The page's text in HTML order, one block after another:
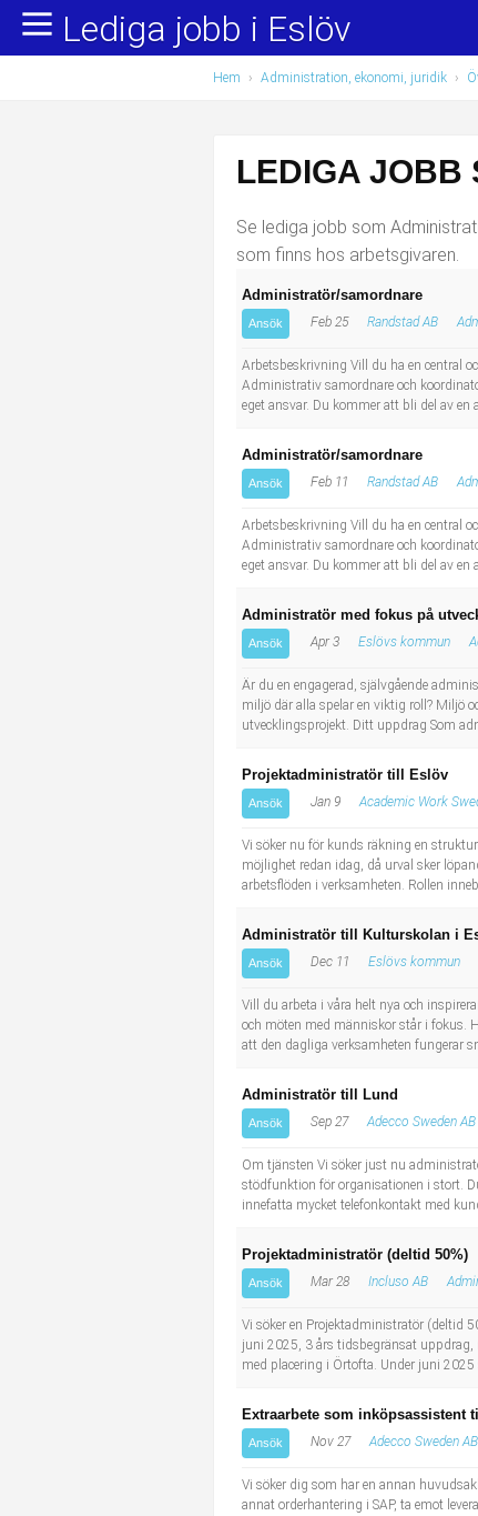
Yrkesområden
Administration, ekonomi, juridik
Försäljning, inköp, marknadsföring
Hotell, restaurang, storhushåll
Installation, drift, underhåll
Kropps- och skönhetsvård
Naturvetenskapligt arbete
Sanering och renhållning
Populära jobb
Undersköterska, hemtjänst och äldreboende
Lärare i förskola/Förskollärare
Bussförare/Busschaufför
Behandlingsassistent/Socialpedagog
Tidningsbud/Tidningsdistributör
Lärare i fritidshem/Fritidspedagog
Taxiförare/Taxichaufför
Läkarsekreterare/Vårdadmin/Medicinsk sekreterare
Informatör/Kommunikatör
Sjuksköterska, grundutbildad
Lediga jobb i Eslöv
Hem › Administration, ekonomi, juridik ›
LEDIGA JOBB
Se lediga jobb som
som finns hos arbetsgivaren.
Administratör/samordnare
Ansök Feb 25 Randstad AB
Arbetsbeskrivning Vill du ha en central
Administrativ samordnare och
eget ansvar. Du kommer att bli del av en
Administratör/samordnare
Ansök Feb 11 Randstad AB
Arbetsbeskrivning Vill du ha en central
Administrativ samordnare och
eget ansvar. Du kommer att bli del av en
Administratör med fokus på
Ansök Apr 3 Eslövs kommun
Är du en engagerad, självgående
miljö där alla spelar en viktig roll? Miljö
utvecklingsprojekt. Ditt uppdrag Som
Projektadministratör till Eslöv
Ansök Jan 9 Academic Work
Vi söker nu för kunds räkning en
möjlighet redan idag, då urval sker
arbetsflöden i verksamheten. Rollen
Administratör till Kulturskolan i
Ansök Dec 11 Eslövs kommun
Vill du arbeta i våra helt nya och
och möten med människor står i fokus.
att den dagliga verksamheten fungerar
Administratör till Lund
Ansök Sep 27 Adecco Sweden AB
Om tjänsten Vi söker just nu
stödfunktion för organisationen i stort.
innefatta mycket telefonkontakt med
Projektadministratör (deltid 50%)
Ansök Mar 28 Incluso AB
Vi söker en Projektadministratör (deltid
juni 2025, 3 års tidsbegränsat uppdrag,
med placering i Örtofta. Under juni
Extraarbete som inköpsassistent
Ansök Nov 27 Adecco Sweden AB
Vi söker dig som har en annan
annat orderhantering i SAP, ta emot